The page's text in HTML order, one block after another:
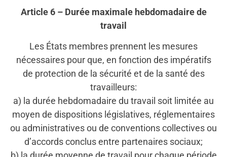
Article 6 – Durée maximale hebdomadaire de
travail
Les États membres prennent les mesures
nécessaires pour que, en fonction des impératifs
de protection de la sécurité et de la santé des
travailleurs:
a) la durée hebdomadaire du travail soit limitée au
moyen de dispositions législatives, réglementaires
ou administratives ou de conventions collectives ou
d’accords conclus entre partenaires sociaux;